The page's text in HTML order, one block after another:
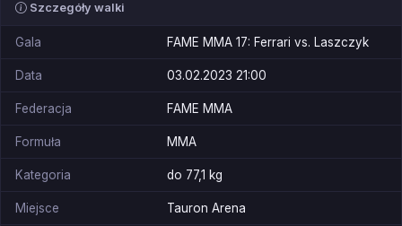
Szczegóły walki
Gala FAME MMA 17: Ferrari vs. Laszczyk
Data 03.02.2023 21:00
Federacja FAME MMA
Formuła MMA
Kategoria do 77,1 kg
Miejsce Tauron Arena